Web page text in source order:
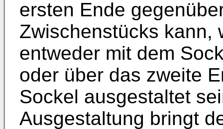
ersten Ende
Zwischenstücks kann,
entweder mit dem
oder über das zweite
Sockel ausgestaltet
Ausgestaltung bringt